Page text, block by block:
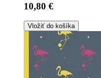
10,80 €
Vložiť do košíka